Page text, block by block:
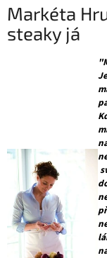
Markéta
steaky já